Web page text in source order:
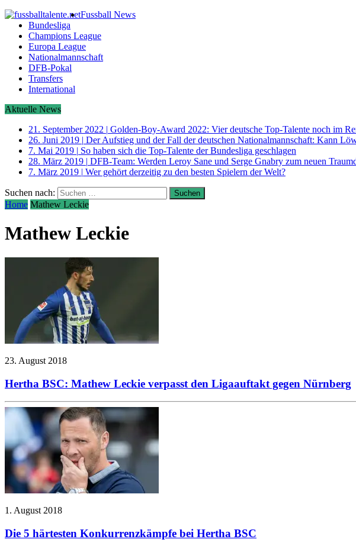
Fussball News
Bundesliga
Champions League
Europa League
Nationalmannschaft
DFB-Pokal
Transfers
International
Aktuelle News
21. September 2022 | Golden-Boy-Award 2022: Vier deutsche Top-Talente noch im
26. Juni 2019 | Der Aufstieg und der Fall der deutschen Nationalmannschaft: Kann
7. Mai 2019 | So haben sich die Top-Talente der Bundesliga geschlagen
28. März 2019 | DFB-Team: Werden Leroy Sane und Serge Gnabry zum neuen
7. März 2019 | Wer gehört derzeitig zu den besten Spielern der Welt?
Suchen nach:
Home Mathew Leckie
Mathew Leckie
23. August 2018
Hertha BSC: Mathew Leckie verpasst den Ligaauftakt gegen Nürnberg
1. August 2018
Die 5 härtesten Konkurrenzkämpfe bei Hertha BSC